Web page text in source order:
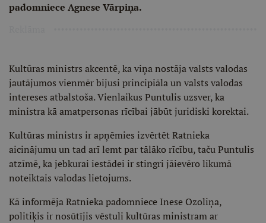
padomniece Agnese Vārpiņa.
Kultūras ministrs akcentē, ka viņa nostāja valsts valodas
jautājumos vienmēr bijusi principiāla un valsts valodas
intereses atbalstoša. Vienlaikus Puntulis uzsver, ka
ministra kā amatpersonas rīcībai jābūt juridiski korektai.
Kultūras ministrs ir apņēmies izvērtēt Ratnieka
aicinājumu un tad arī lemt par tālāko rīcību, taču Puntulis
atzīmē, ka jebkurai iestādei ir stingri jāievēro likumā
noteiktais valodas lietojums.
Kā informēja Ratnieka padomniece Inese Ozoliņa,
politiķis ir nosūtījis vēstuli kultūras ministram ar